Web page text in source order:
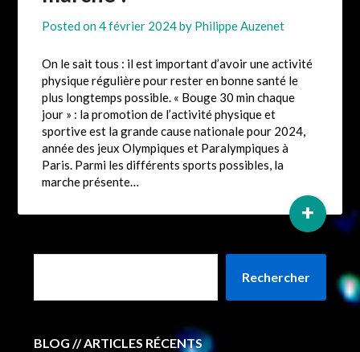
Posted on4 février 2024by Philippe Auzenet
On le sait tous : il est important d’avoir une activité
physique régulière pour rester en bonne santé le
plus longtemps possible. « Bouge 30 min chaque
jour » : la promotion de l’activité physique et
sportive est la grande cause nationale pour 2024,
année des jeux Olympiques et Paralympiques à
Paris. Parmi les différents sports possibles, la
marche présente…
+
Rechercher
BLOG // ARTICLES RÉCENTS